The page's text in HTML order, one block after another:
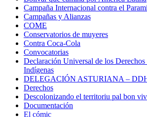
Campaña Internacional contra el
Campañas y Alianzas
COME
Conservatorios de muyeres
Contra Coca-Cola
Convocatorias
Declaración Universal de los Derechos
Indígenas
DELEGACIÓN ASTURIANA –
Derechos
Descolonizando el territoriu pal bon
Documentación
El cómic